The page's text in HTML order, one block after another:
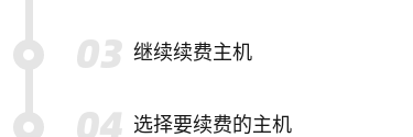
继续续费主机
选择要续费的主机